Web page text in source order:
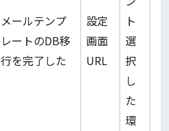
メールテンプ
レートのDB移
行を完了した
設定
画面
URL
ト
選
択
し
た
環